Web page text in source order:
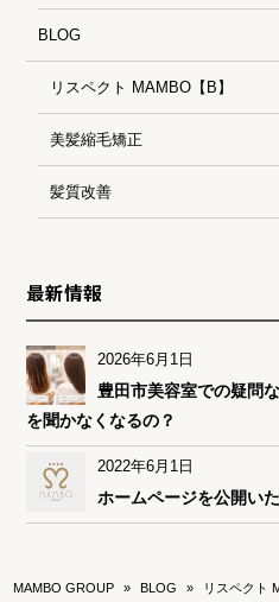
BLOG
リスペクト MAMBO【B】
美髪縮毛矯正
髪質改善
最新情報
2026年6月1日
豊田市美容室での疑問
を聞かなくなるの？
2022年6月1日
ホームページを公開いた
MAMBO GROUP » BLOG » リスペクト